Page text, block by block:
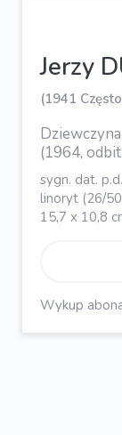
Jerzy
(1941
(1964,
sygn. dat.
linoryt (26/
15,7 x 10,8
Wykup